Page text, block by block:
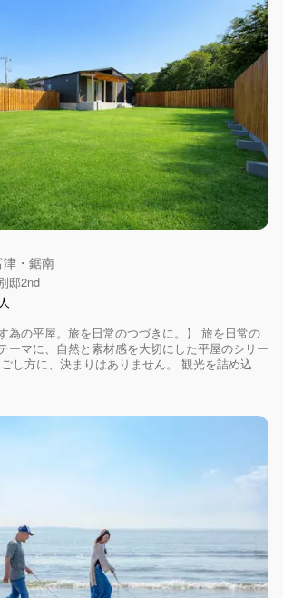
・鋸南
邸2nd
為の平屋。旅を日常のつづきに。】 旅を日常の
ーマに、自然と素材感を大切にした平屋のシリー
し方に、決まりはありません。 観光を詰め込